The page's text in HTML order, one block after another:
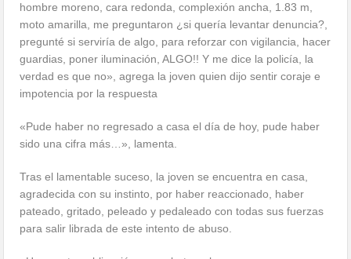
hombre moreno, cara redonda, complexión ancha, 1.83 m,
moto amarilla, me preguntaron ¿si quería levantar denuncia?,
pregunté si serviría de algo, para reforzar con vigilancia, hacer
guardias, poner iluminación, ALGO!! Y me dice la policía, la
verdad es que no», agrega la joven quien dijo sentir coraje e
impotencia por la respuesta
«Pude haber no regresado a casa el día de hoy, pude haber
sido una cifra más…», lamenta.
Tras el lamentable suceso, la joven se encuentra en casa,
agradecida con su instinto, por haber reaccionado, haber
pateado, gritado, peleado y pedaleado con todas sus fuerzas
para salir librada de este intento de abuso.